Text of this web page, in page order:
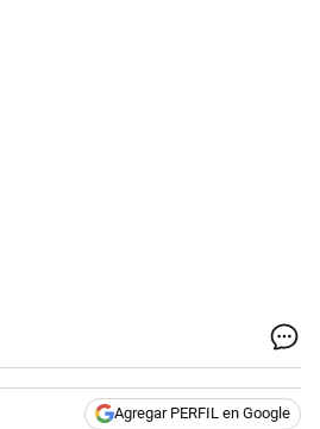
Agregar PERFIL en Google